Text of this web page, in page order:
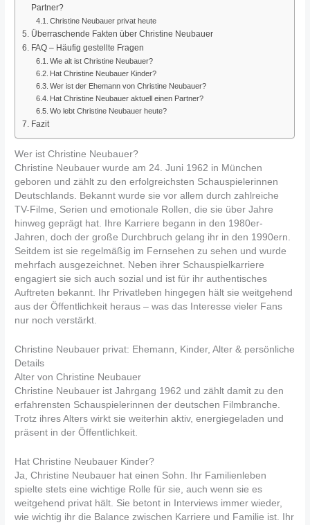
Partner?
Christine Neubauer privat heute
Überraschende Fakten über Christine Neubauer
FAQ – Häufig gestellte Fragen
Wie alt ist Christine Neubauer?
Hat Christine Neubauer Kinder?
Wer ist der Ehemann von Christine Neubauer?
Hat Christine Neubauer aktuell einen Partner?
Wo lebt Christine Neubauer heute?
Fazit
Wer ist Christine Neubauer?
Christine Neubauer wurde am 24. Juni 1962 in München
geboren und zählt zu den erfolgreichsten Schauspielerinnen
Deutschlands. Bekannt wurde sie vor allem durch zahlreiche
TV-Filme, Serien und emotionale Rollen, die sie über Jahre
hinweg geprägt hat. Ihre Karriere begann in den 1980er-
Jahren, doch der große Durchbruch gelang ihr in den 1990ern.
Seitdem ist sie regelmäßig im Fernsehen zu sehen und wurde
mehrfach ausgezeichnet. Neben ihrer Schauspielkarriere
engagiert sie sich auch sozial und ist für ihr authentisches
Auftreten bekannt. Ihr Privatleben hingegen hält sie weitgehend
aus der Öffentlichkeit heraus – was das Interesse vieler Fans
nur noch verstärkt.
Christine Neubauer privat: Ehemann, Kinder, Alter & persönliche
Details
Alter von Christine Neubauer
Christine Neubauer ist Jahrgang 1962 und zählt damit zu den
erfahrensten Schauspielerinnen der deutschen Filmbranche.
Trotz ihres Alters wirkt sie weiterhin aktiv, energiegeladen und
präsent in der Öffentlichkeit.
Hat Christine Neubauer Kinder?
Ja, Christine Neubauer hat einen Sohn. Ihr Familienleben
spielte stets eine wichtige Rolle für sie, auch wenn sie es
weitgehend privat hält. Sie betont in Interviews immer wieder,
wie wichtig ihr die Balance zwischen Karriere und Familie ist. Ihr